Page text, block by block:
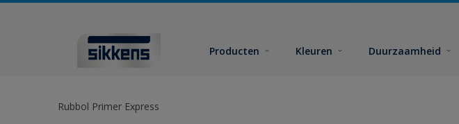
Producten Kleuren Duurzaamheid
Rubbol Primer Express